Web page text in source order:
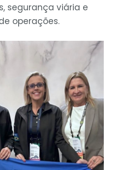
segurança viária e
operações.